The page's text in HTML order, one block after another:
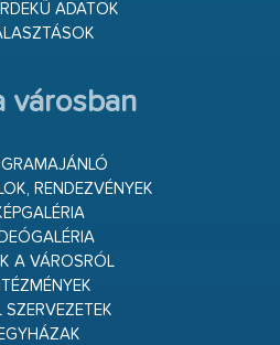
ADATOK
városban
RENDEZVÉNYEK
A VÁROSRÓL
SZERVEZETEK